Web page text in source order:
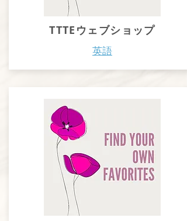
TTTEウェブショップ
英語